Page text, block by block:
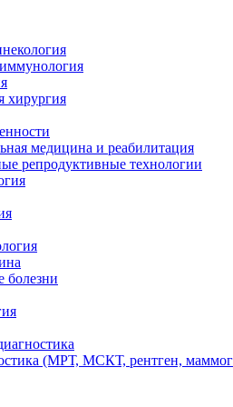
хирургия
медицина и реабилитация
репродуктивные технологии
(МРТ, МСКТ, рентген,